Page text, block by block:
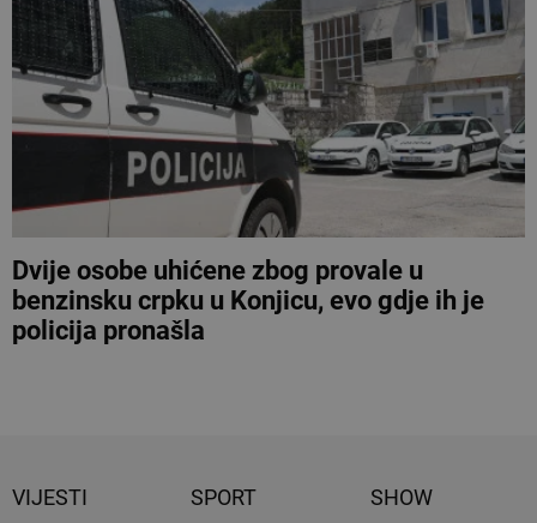
Dvije osobe uhićene zbog provale u
benzinsku crpku u Konjicu, evo gdje ih je
policija pronašla
VIJESTI SPORT SHOW